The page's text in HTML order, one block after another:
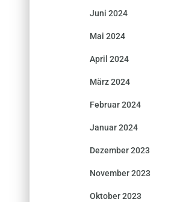
Juni 2024
Mai 2024
April 2024
März 2024
Februar 2024
Januar 2024
Dezember 2023
November 2023
Oktober 2023